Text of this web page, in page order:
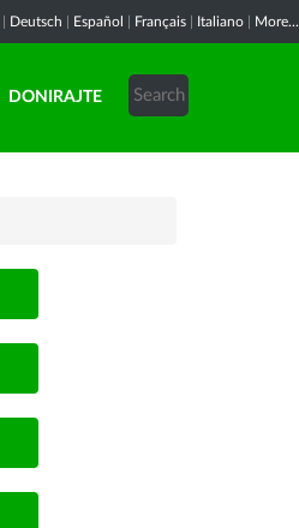
Deutsch Español Français Italiano More...
DONIRAJTE